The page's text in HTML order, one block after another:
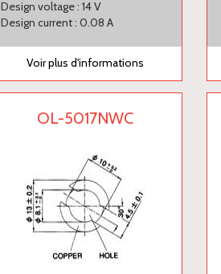
Design voltage : 14 V
Design current : 0.08 A
Voir plus d'informations
OL-5017NWC